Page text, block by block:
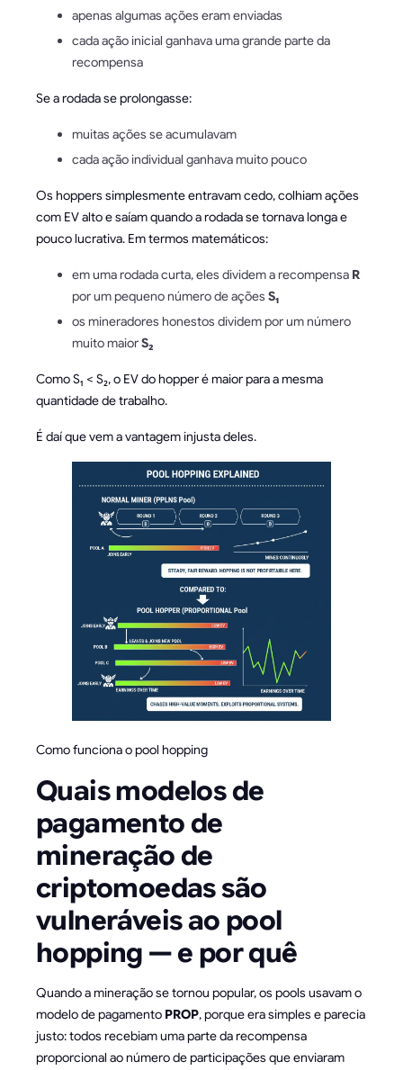
apenas algumas ações eram enviadas
cada ação inicial ganhava uma grande parte da
recompensa
Se a rodada se prolongasse:
muitas ações se acumulavam
cada ação individual ganhava muito pouco
Os hoppers simplesmente entravam cedo, colhiam ações
com EV alto e saíam quando a rodada se tornava longa e
pouco lucrativa. Em termos matemáticos:
em uma rodada curta, eles dividem a recompensa R
por um pequeno número de ações S₁
os mineradores honestos dividem por um número
muito maiorS₂
Como S₁ < S₂, o EV do hopper é maior para a mesma
quantidade de trabalho.
É daí que vem a vantagem injusta deles.
Como funciona o pool hopping
Quais modelos de
pagamento de
mineração de
criptomoedas são
vulneráveis ao pool
hopping — e por quê
Quando a mineração se tornou popular, os pools usavam o
modelo de pagamento PROP, porque era simples e parecia
justo: todos recebiam uma parte da recompensa
proporcional ao número de participações que enviaram